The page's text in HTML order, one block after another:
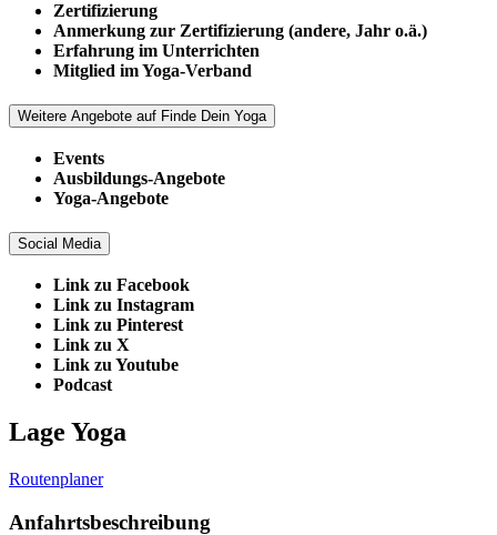
Zertifizierung
Anmerkung zur Zertifizierung (andere, Jahr o.ä.)
Erfahrung im Unterrichten
Mitglied im Yoga-Verband
Weitere Angebote auf Finde Dein Yoga
Events
Ausbildungs-Angebote
Yoga-Angebote
Social Media
Link zu Facebook
Link zu Instagram
Link zu Pinterest
Link zu X
Link zu Youtube
Podcast
Lage Yoga
Routenplaner
Anfahrtsbeschreibung